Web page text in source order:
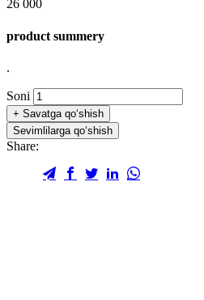
26 000
product summery
.
Soni
+ Savatga qo‘shish
Sevimlilarga qo‘shish
Share: